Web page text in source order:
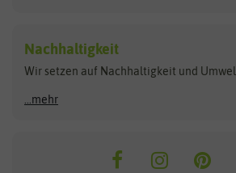
Heizmatte & Heizkabel
Kokos-Quelltabletten
Zimmergewächshaus
Carl Pabst
Florissa
Flortis
Franchi Sementi JUB
Nachhaltigkeit
Wir setzen auf Nachhaltigkeit und
...mehr